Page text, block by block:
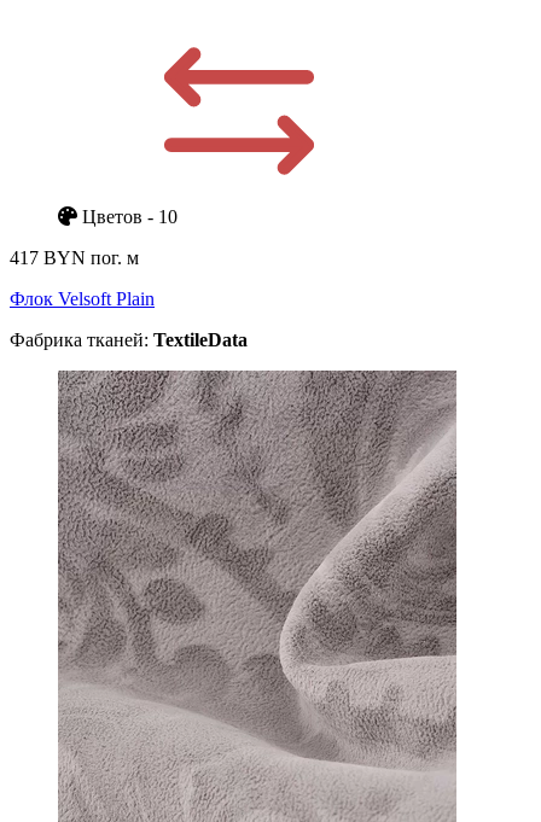
Цветов - 10
417 BYN пог. м
Флок Velsoft Plain
Фабрика тканей: TextileData